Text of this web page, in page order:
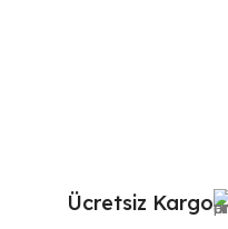
Ücretsiz Kargo